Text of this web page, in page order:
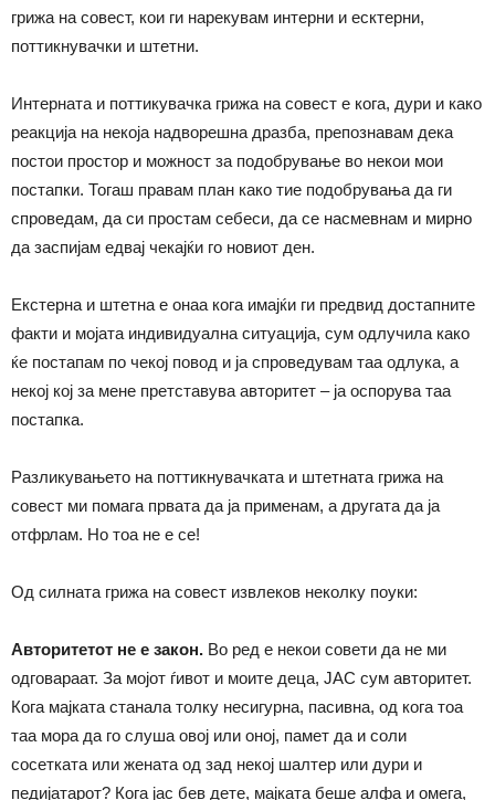
грижа на совест, кои ги нарекувам интерни и есктерни,
поттикнувачки и штетни.
Интерната и поттикувачка грижа на совест е кога, дури и како
реакција на некоја надворешна дразба, препознавам дека
постои простор и можност за подобрување во некои мои
постапки. Тогаш правам план како тие подобрувања да ги
спроведам, да си простам себеси, да се насмевнам и мирно
да заспијам едвај чекајќи го новиот ден.
Екстерна и штетна е онаа кога имајќи ги предвид достапните
факти и мојата индивидуална ситуација, сум одлучила како
ќе постапам по чекој повод и ја спроведувам таа одлука, а
некој кој за мене претставува авторитет – ја оспорува таа
постапка.
Разликувањето на поттикнувачката и штетната грижа на
совест ми помага првата да ја применам, а другата да ја
отфрлам. Но тоа не е се!
Од силната грижа на совест извлеков неколку поуки:
Авторитетот не е закон. Во ред е некои совети да не ми
одговараат. За мојот ѓивот и моите деца, ЈАС сум авторитет.
Кога мајката станала толку несигурна, пасивна, од кога тоа
таа мора да го слуша овој или оној, памет да и соли
сосетката или жената од зад некој шалтер или дури и
педијатарот? Кога јас бев дете, мајката беше алфа и омега,